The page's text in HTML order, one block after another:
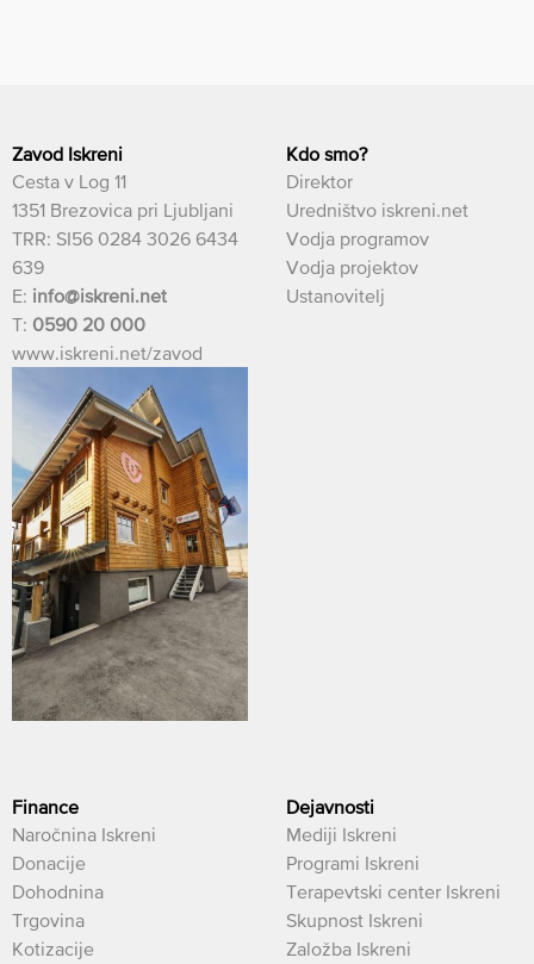
Zavod Iskreni
Cesta v Log 11
1351 Brezovica pri Ljubljani
TRR: SI56 0284 3026 6434
639
E: info@iskreni.net
T: 0590 20 000
www.iskreni.net/zavod
Kdo smo?
Direktor
Uredništvo iskreni.net
Vodja programov
Vodja projektov
Ustanovitelj
Finance
Naročnina Iskreni
Donacije
Dohodnina
Trgovina
Kotizacije
Dejavnosti
Mediji Iskreni
Programi Iskreni
Terapevtski center Iskreni
Skupnost Iskreni
Založba Iskreni